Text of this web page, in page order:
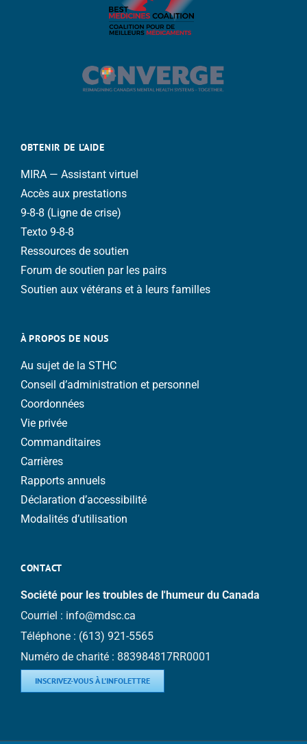
OBTENIR DE L’AIDE
MIRA — Assistant virtuel
Accès aux prestations
9-8-8 (Ligne de crise)
Texto 9-8-8
Ressources de soutien
Forum de soutien par les pairs
Soutien aux vétérans et à leurs familles
À PROPOS DE NOUS
Au sujet de la STHC
Conseil d’administration et personnel
Coordonnées
Vie privée
Commanditaires
Carrières
Rapports annuels
Déclaration d’accessibilité
Modalités d’utilisation
CONTACT
Société pour les troubles de l'humeur du Canada
Courriel : info@mdsc.ca
Téléphone : (613) 921-5565
Numéro de charité : 883984817RR0001
INSCRIVEZ-VOUS À L'INFOLETTRE